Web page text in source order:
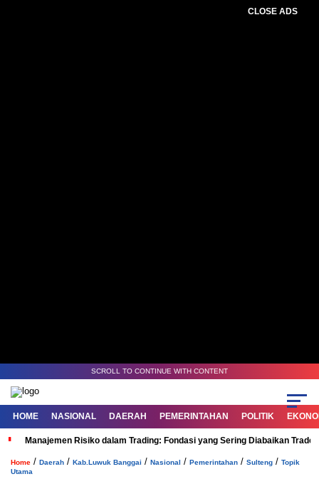
CLOSE ADS
SCROLL TO CONTINUE WITH CONTENT
HOME NASIONAL DAERAH PEMERINTAHAN POLITIK
Manajemen Risiko dalam Trading: Fondasi yang Sering Diabaikan
Home / Daerah / Kab.Luwuk Banggai / Nasional / Pemerintahan / Sulteng / Topik
Utama